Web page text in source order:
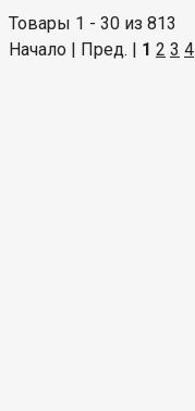
Товары 1 - 30 из 813
Начало | Пред. | 1 2 3 4